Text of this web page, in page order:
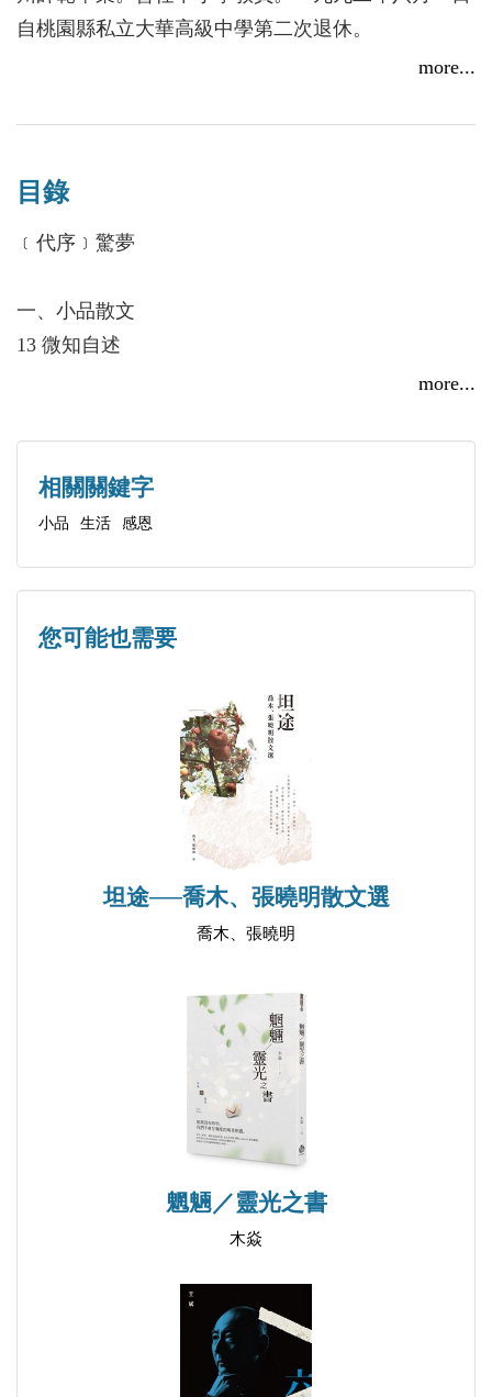
自桃園縣私立大華高級中學第二次退休。
一九五○年代，台灣白色恐怖時期遭受政治迫害繫獄
知、林丁等筆名寫過一陣子小說，發表於「新副」、
刊；以及《文壇》、《新時代》、《中外文學》等月
刊。
more...
目錄
﹝代序﹞驚夢
一、小品散文
13 微知自述
27 思念你，彷彿仍在我身邊
37 鹿城往事
43 如夢前塵
68 適者生存──白蟻
81 國文教學那裡走？
87 有關「寫作班」答客問
93 秦（始皇）陵兵馬俑來台展出
100 法曹典範─張釋之
102 一代名臣─西門豹
107 一代明君─朱佑樘
248 「天聲木偶戲班」的傳奇
more...
相關關鍵字
小品 生活 感恩
您可能也需要
坦途──喬木、張曉明散文選
喬木、張曉明
魍魎／靈光之書
木焱